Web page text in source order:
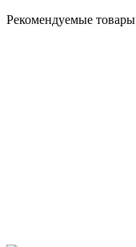
Рекомендуемые товары